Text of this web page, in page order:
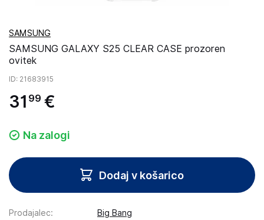
SAMSUNG
SAMSUNG GALAXY S25 CLEAR CASE prozoren
ovitek
ID: 21683915
31 99 €
Na zalogi
Dodaj v košarico
Prodajalec:
Big Bang